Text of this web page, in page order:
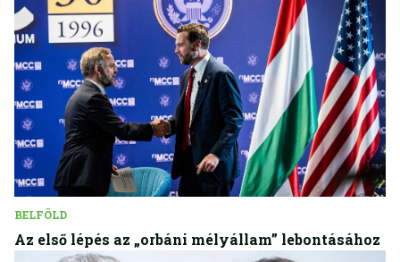
BELFÖLD
Az első lépés az „orbáni mélyállam” lebontásához